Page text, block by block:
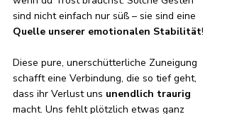
sind nicht einfach nur süß – sie sind eine
Quelle unserer emotionalen Stabilität!
Diese pure, unerschütterliche Zuneigung
schafft eine Verbindung, die so tief geht,
dass ihr Verlust uns unendlich traurig
macht. Uns fehlt plötzlich etwas ganz